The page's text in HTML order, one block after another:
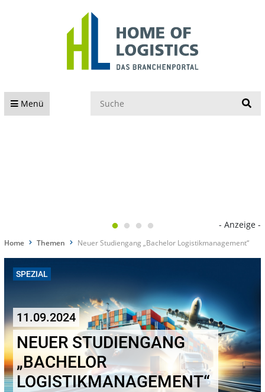
Menü
- Anzeige -
Home Themen Neuer Studiengang „Bachelor Logistikmanagement“
SPEZIAL
11.09.2024
NEUER STUDIENGANG
„BACHELOR
LOGISTIKMANAGEMENT“